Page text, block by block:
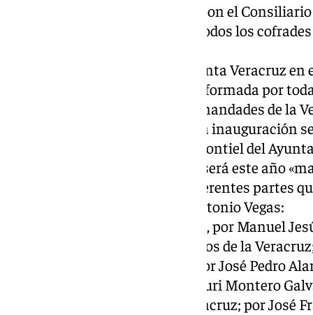
Formación el 15 de marzo, con el
las procesiones dirigida a todos los
Una exposición sobre la Santa Veracruz
en Antequera, que está conformada por
nivel internacional de hermandades de la
21 de marzo al 21 de abril La inauguración
de exposiciones Antonio Montiel del
El Pregón del Lunes Santo será este año
19.00 horas, que tendrá diferentes partes
siendo dirigido por Juan Antonio Vegas:
1. La historia de la Veracruz, por Manuel
2. Los Estudiantes, herederos de la
3. Nazareno de la Sangre; por José Pedro
4. Santo Cristo Verde; por Puri Montero
5. Nuestra Señora de la Veracruz; por José